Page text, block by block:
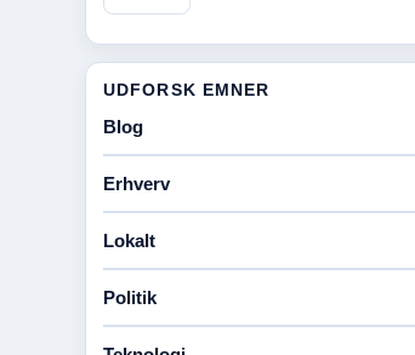
UDFORSK EMNER
Blog
Erhverv
Lokalt
Politik